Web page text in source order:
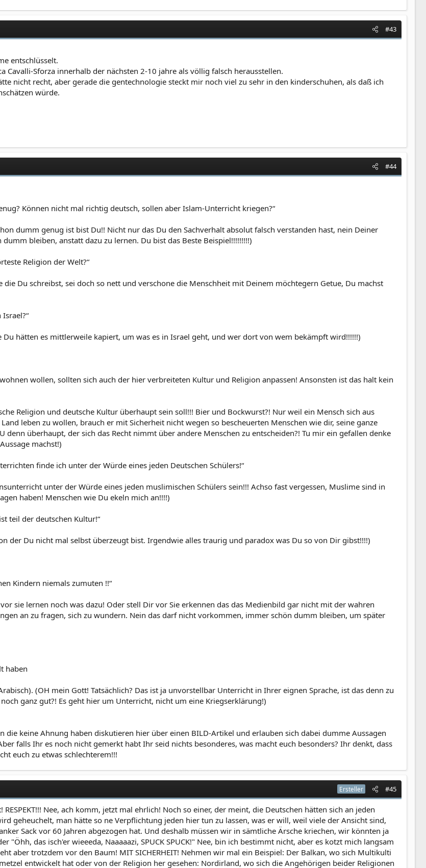
#43
entschlüsselt.
Cavalli-Sforza innerhalb der nächsten 2-10 jahre als völlig falsch herausstellen.
nicht recht, aber gerade die gentechnologie steckt mir noch viel zu sehr in den kinderschuhen, als daß ich
würde.
#44
Können nicht mal richtig deutsch, sollen aber Islam-Unterricht kriegen?“
dumm genug ist bist Du!! Nicht nur das Du den Sachverhalt absolut falsch verstanden hast, nein Deiner
bleiben, anstatt dazu zu lernen. Du bist das Beste Beispiel!!!!!!!!!)
Religion der Welt?“
Du schreibst, sei doch so nett und verschone die Menschheit mit Deinem möchtegern Getue, Du machst
hätten es mittlerweile kapiert, um was es in Israel geht, und wer dort von wem bekämpft wird!!!!!!)
wollen, sollten sich auch der hier verbreiteten Kultur und Religion anpassen! Ansonsten ist das halt kein
Religion und deutsche Kultur überhaupt sein soll!!! Bier und Bockwurst?! Nur weil ein Mensch sich aus
leben zu wollen, brauch er mit Sicherheit nicht wegen so bescheuerten Menschen wie dir, seine ganze
denn überhaupt, der sich das Recht nimmt über andere Menschen zu entscheiden?! Tu mir ein gefallen denke
machst!)
finde ich unter der Würde eines jeden Deutschen Schülers!“
unter der Würde eines jeden muslimischen Schülers sein!!! Achso fast vergessen, Muslime sind in
haben! Menschen wie Du ekeln mich an!!!!)
teil der deutschen Kultur!“
der Du nicht mal selbst überzeugt bist. Irgendwie alles traurig und paradox was Du so von Dir gibst!!!!)
Kindern niemals zumuten !!“
sie lernen noch was dazu! Oder stell Dir vor Sie erkennen das das Medienbild gar nicht mit der wahren
an zu fragen, sich zu wundern. Nein das darf nicht vorkommen, immer schön dumm bleiben, um später
haben
(OH mein Gott! Tatsächlich? Das ist ja unvorstellbar Unterricht in Ihrer eignen Sprache, ist das denn zu
ganz gut?! Es geht hier um Unterricht, nicht um eine Kriegserklärung!)
die keine Ahnung haben diskutieren hier über einen BILD-Artikel und erlauben sich dabei dumme Aussagen
falls Ihr es noch nicht gemerkt habt Ihr seid nichts besonderes, was macht euch besonders? Ihr denkt, dass
euch zu etwas schlechterem!!!
Ersteller #45
Nee, ach komm, jetzt mal ehrlich! Noch so einer, der meint, die Deutschen hätten sich an jeden
geheuchelt, man hätte so ne Verpflichtung jeden hier tun zu lassen, was er will, weil viele der Ansicht sind,
Sack vor 60 Jahren abgezogen hat. Und deshalb müssen wir in sämtliche Ärsche kriechen, wir könnten ja
"Öhh, das isch'er wieeeda, Naaaaazi, SPUCK SPUCK!" Nee, bin ich bestimmt nicht, aber es kotzt mich langsam
aber trotzdem vor den Baum! MIT SICHERHEIT! Nehmen wir mal ein Beispiel: Der Balkan, wo sich Multikulti
entwickelt hat oder von der Religion her gesehen: Nordirland, wo sich die Angehörigen beider Religionen